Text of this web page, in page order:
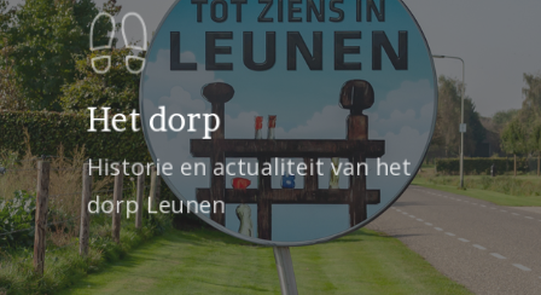
Het dorp
Historie en actualiteit van het
dorp Leunen